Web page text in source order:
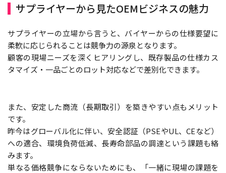
サプライヤーから見たOEMビジネスの魅力
サプライヤーの立場から言うと、バイヤーからの仕様要望に
柔軟に応じられることは競争力の源泉となります。
顧客の現場ニーズを深くヒアリングし、既存製品の仕様カス
タマイズ・一品ごとのロット対応などで差別化できます。
また、安定した商流（長期取引）を築きやすい点もメリット
です。
昨今はグローバル化に伴い、安全認証（PSEやUL、CEなど）
への適合、環境負荷低減、長寿命部品の調達という課題も絡
みます。
単なる価格競争にならないためにも、「一緒に現場の課題を